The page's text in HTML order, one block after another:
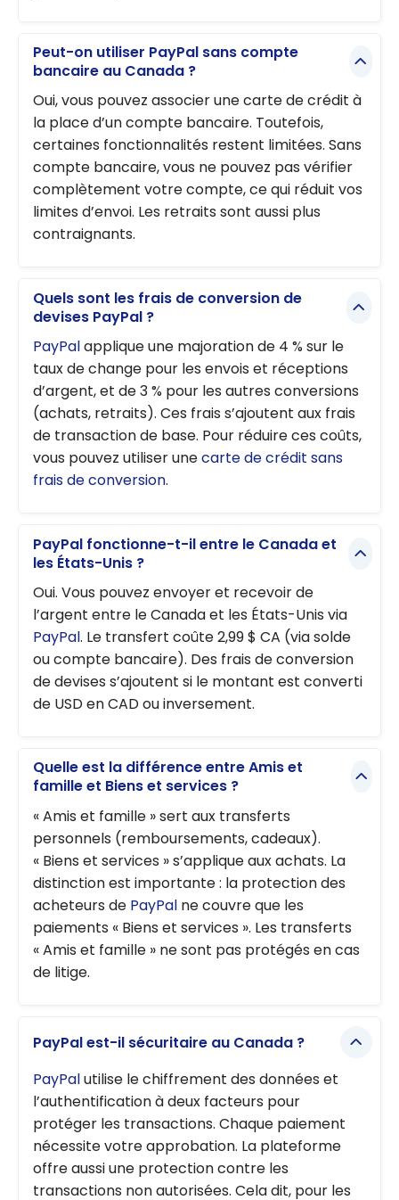
Peut-on utiliser PayPal sans compte
bancaire au Canada ?
Oui, vous pouvez associer une carte de crédit à
la place d’un compte bancaire. Toutefois,
certaines fonctionnalités restent limitées. Sans
compte bancaire, vous ne pouvez pas vérifier
complètement votre compte, ce qui réduit vos
limites d’envoi. Les retraits sont aussi plus
contraignants.
Quels sont les frais de conversion de
devises PayPal ?
PayPalapplique une majoration de 4 % sur le
taux de change pour les envois et réceptions
d’argent, et de 3 % pour les autres conversions
(achats, retraits). Ces frais s’ajoutent aux frais
de transaction de base. Pour réduire ces coûts,
vous pouvez utiliser unecarte de crédit sans
frais de conversion.
PayPal fonctionne-t-il entre le Canada et
les États-Unis ?
Oui. Vous pouvez envoyer et recevoir de
l’argent entre le Canada et les États-Unis via
PayPal. Le transfert coûte 2,99 $ CA (via solde
ou compte bancaire). Des frais de conversion
de devises s’ajoutent si le montant est converti
de USD en CAD ou inversement.
Quelle est la différence entre Amis et
famille et Biens et services ?
« Amis et famille » sert aux transferts
personnels (remboursements, cadeaux).
« Biens et services » s’applique aux achats. La
distinction est importante : la protection des
acheteurs de PayPal ne couvre que les
paiements « Biens et services ». Les transferts
« Amis et famille » ne sont pas protégés en cas
de litige.
PayPal est-il sécuritaire au Canada ?
PayPalutilise le chiffrement des données et
l’authentification à deux facteurs pour
protéger les transactions. Chaque paiement
nécessite votre approbation. La plateforme
offre aussi une protection contre les
transactions non autorisées. Cela dit, pour les